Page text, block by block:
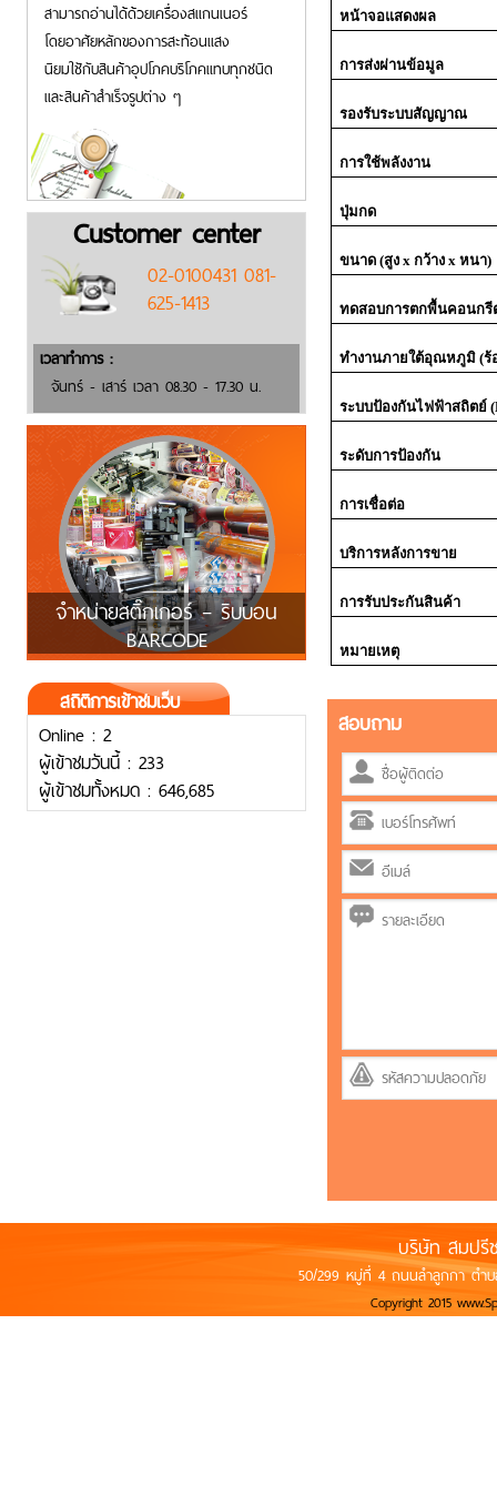
สามารถอ่านได้ด้วยเครื่องสแกนเนอร์
โดยอาศัยหลักของการสะท้อนแสง
นิยมใชักับสินค้าอุปโภคบริโภคแทบทุกชนิด
และสินค้าสำเร็จรูปต่าง ๆ
Customer center
02-0100431 081-
625-1413
เวลาทำการ :
จันทร์ - เสาร์ เวลา 08.30 - 17.30 น.
จำหน่ายสติ๊กเกอร์ – ริบบอน
BARCODE
สถิติการเข้าชมเว็บ
Online : 2
ผู้เข้าชมวันนี้ : 233
ผู้เข้าชมทั้งหมด : 646,685
หน้าจอแสดงผล
การส่งผ่านข้อมูล
รองรับระบบสัญญาณ
การใช้พลังงาน
ปุ่มกด
ขนาด (สูงxกว้างxหนา)
ทดสอบการตกพื้นคอนกรี
ทำงานภายใต้อุณหภูมิ (ร้
ระบบป้องกันไฟฟ้าสถิตย์ (
ระดับการป้องกัน
การเชื่อต่อ
บริการหลังการขาย
การรับประกันสินค้า
หมายเหตุ
สอบถาม
บริษัท สมปรี
50/299 หมู่ที่ 4 ถนนลำลูกกา ตำบ
Copyright 2015